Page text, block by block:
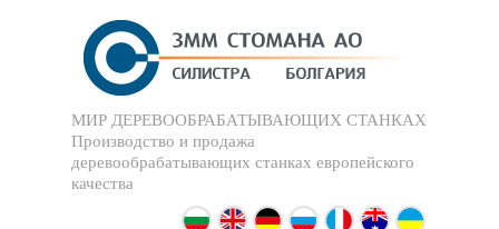
МИР ДЕРЕВООБРАБАТЫВАЮЩИХ СТАНКАХ
Производство и продажа
деревообрабатывающих станках европейского
качества